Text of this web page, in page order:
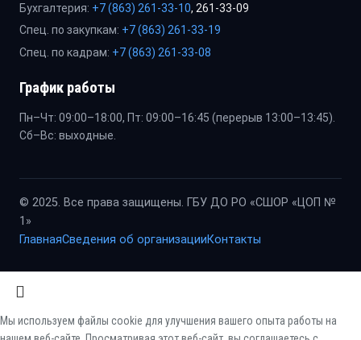
Бухгалтерия: +7 (863) 261-33-10, 261-33-09
Спец. по закупкам: +7 (863) 261-33-19
Спец. по кадрам: +7 (863) 261-33-08
График работы
Пн–Чт: 09:00–18:00, Пт: 09:00–16:45 (перерыв 13:00–13:45).
Сб–Вс: выходные.
© 2025. Все права защищены. ГБУ ДО РО «СШОР «ЦОП №
1»
ГлавнаяСведения об организацииКонтакты
Мы используем файлы cookie для улучшения вашего опыта работы на